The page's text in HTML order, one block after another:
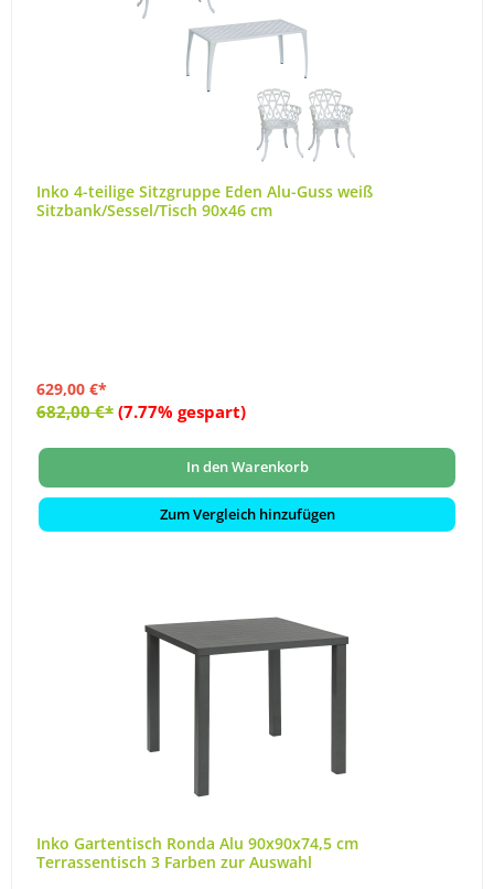
Inko 4-teilige Sitzgruppe Eden Alu-Guss weiß
Sitzbank/Sessel/Tisch 90x46 cm
629,00 €*
682,00 €* (7.77% gespart)
In den Warenkorb
Zum Vergleich hinzufügen
Inko Gartentisch Ronda Alu 90x90x74,5 cm
Terrassentisch 3 Farben zur Auswahl